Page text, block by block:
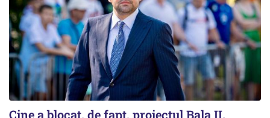
Cine a blocat, de fapt, proiectul Bala II.